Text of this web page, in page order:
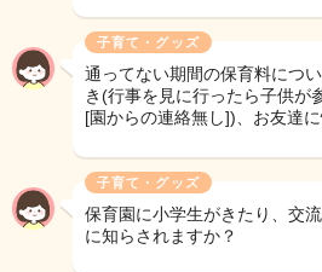
子育て・グッズ
通ってない期間の保育料につ
き(行事を見に行ったら子供が
[園からの連絡無し])、お友達
子育て・グッズ
保育園に小学生がきたり、交
に知らされますか？